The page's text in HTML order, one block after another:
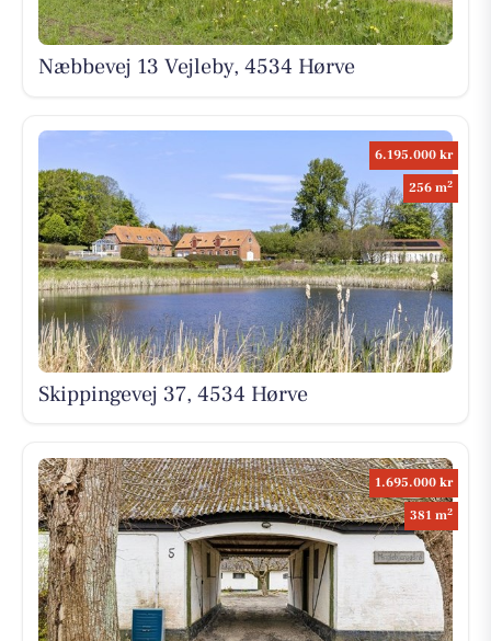
Næbbevej 13 Vejleby, 4534 Hørve
6.195.000 kr
256 m2
Skippingevej 37, 4534 Hørve
1.695.000 kr
381 m2